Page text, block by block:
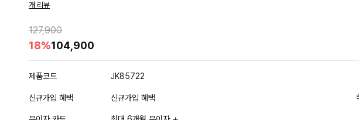
개 리뷰
127,900
18%104,900
제품코드 JK85722
신규가입 혜택 신규가입 혜택